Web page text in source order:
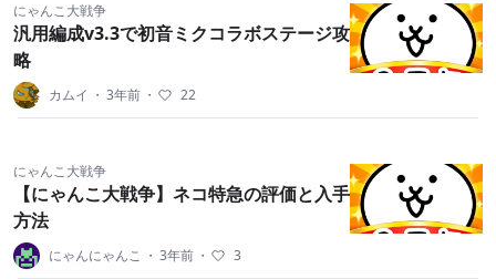
にゃんこ大戦争
汎用編成v3.3で初音ミクコラボステージ攻
略
カムイ ・ 3年前 ・ 22
にゃんこ大戦争
【にゃんこ大戦争】ネコ特急の評価と入手
方法
にゃんにゃんこ ・ 3年前 ・ 3